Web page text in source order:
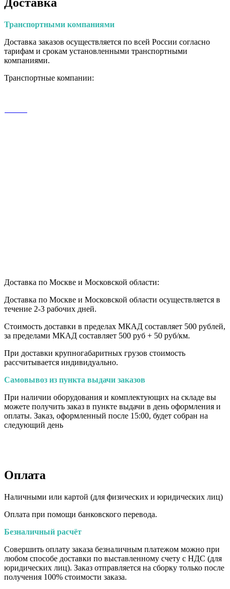
Доставка
Транспортными компаниями
Доставка заказов осуществляется по всей России согласно
тарифам и срокам установленными транспортными
компаниями.
Транспортные компании:
Доставка по Москве и Московской области:
Доставка по Москве и Московской области осуществляется в
течение 2-3 рабочих дней.
Стоимость доставки в пределах МКАД составляет 500 рублей,
за пределами МКАД составляет 500 руб + 50 руб/км.
При доставки крупногабаритных грузов стоимость
рассчитывается индивидуально.
Самовывоз из пункта выдачи заказов
При наличии оборудования и комплектующих на складе вы
можете получить заказ в пункте выдачи в день оформления и
оплаты. Заказ, оформленный после 15:00, будет собран на
следующий день
Оплата
Наличными или картой (для физических и юридических лиц)
Оплата при помощи банковского перевода.
Безналичный расчёт
Совершить оплату заказа безналичным платежом можно при
любом способе доставки по выставленному счету с НДС (для
юридических лиц). Заказ отправляется на сборку только после
получения 100% стоимости заказа.